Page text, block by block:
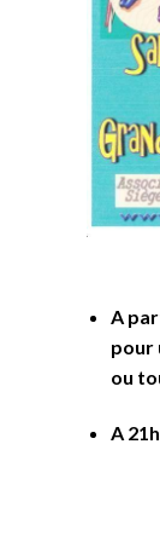
A
pour
ou
A